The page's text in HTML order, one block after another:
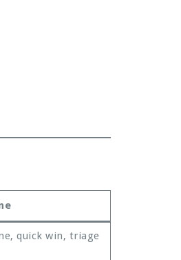
quick win, triage